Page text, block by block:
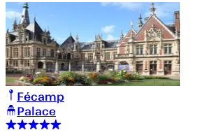
Fécamp
Palace